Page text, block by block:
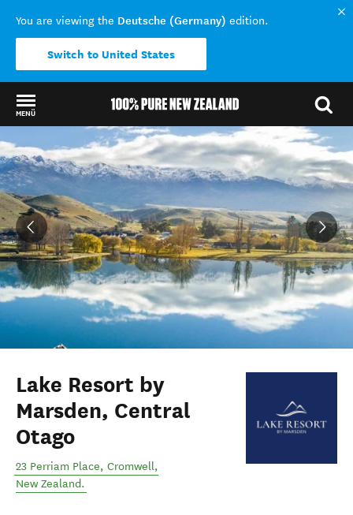
You are viewing the Deutsche (Germany) edition.
Switch to United States
MENÜ
Back to my results
Lake Resort by
Marsden, Central
Otago
23 Perriam Place, Cromwell,
New Zealand.